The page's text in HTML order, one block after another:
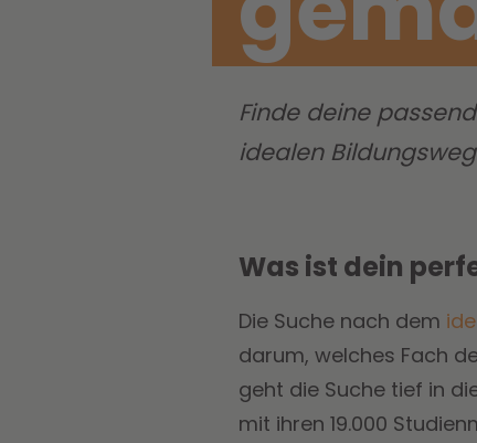
Finde deine
idealen
Was ist dein
Die Suche nach dem
darum, welches Fach
geht die Suche tief in
mit ihren 19.000